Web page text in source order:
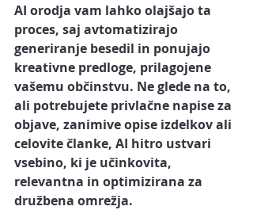
AI orodja vam lahko olajšajo ta
proces, saj avtomatizirajo
generiranje besedil in ponujajo
kreativne predloge, prilagojene
vašemu občinstvu. Ne glede na to,
ali potrebujete privlačne napise za
objave, zanimive opise izdelkov ali
celovite članke, AI hitro ustvari
vsebino, ki je učinkovita,
relevantna in optimizirana za
družbena omrežja.